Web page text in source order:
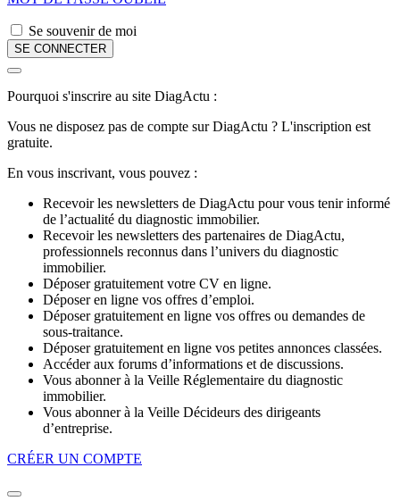
Se souvenir de moi
Pourquoi s'inscrire au site DiagActu :
Vous ne disposez pas de compte sur DiagActu ? L'inscription est
gratuite.
En vous inscrivant, vous pouvez :
Recevoir les newsletters de DiagActu pour vous tenir informé
de l’actualité du diagnostic immobilier.
Recevoir les newsletters des partenaires de DiagActu,
professionnels reconnus dans l’univers du diagnostic
immobilier.
Déposer gratuitement votre CV en ligne.
Déposer en ligne vos offres d’emploi.
Déposer gratuitement en ligne vos offres ou demandes de
sous-traitance.
Déposer gratuitement en ligne vos petites annonces classées.
Accéder aux forums d’informations et de discussions.
Vous abonner à la Veille Réglementaire du diagnostic
immobilier.
Vous abonner à la Veille Décideurs des dirigeants
d’entreprise.
CRÉER UN COMPTE